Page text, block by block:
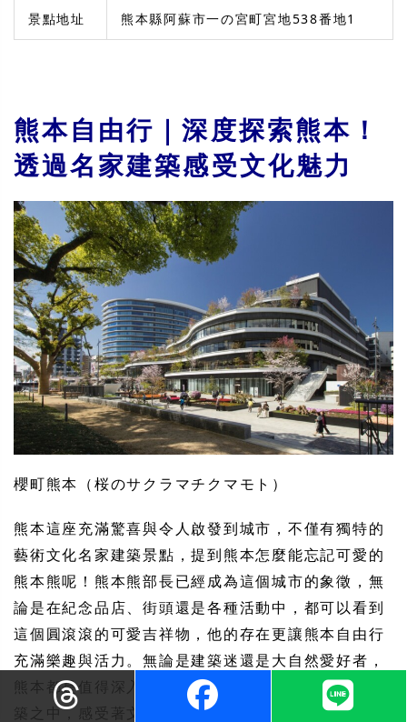
景點地址 熊本縣阿蘇市一の宮町宮地538番地1
熊本自由行｜深度探索熊本！
透過名家建築感受文化魅力
櫻町熊本（桜のサクラマチクマモト）
熊本這座充滿驚喜與令人啟發到城市，不僅有獨特的
藝術文化名家建築景點，提到熊本怎麼能忘記可愛的
熊本熊呢！熊本熊部長已經成為這個城市的象徵，無
論是在紀念品店、街頭還是各種活動中，都可以看到
這個圓滾滾的可愛吉祥物，他的存在更讓熊本自由行
充滿樂趣與活力。無論是建築迷還是大自然愛好者，
熊本都是值得深入探訪的好去處。漫遊於這些藝術建
築之中，感受著文化的厚重，而大自然的鬼斧神工，